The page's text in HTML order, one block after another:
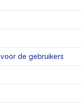
de gebruikers